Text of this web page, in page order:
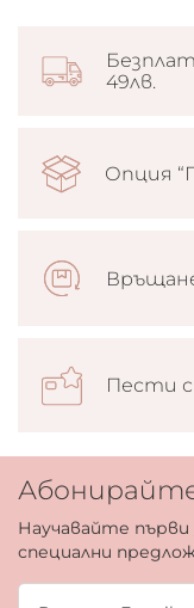
49лв.
Опция
Пести
Научавайте
специални